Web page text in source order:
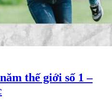
thế giới số 1 –